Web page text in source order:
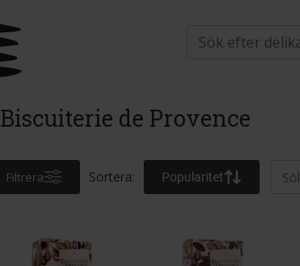
Biscuiterie de Provence
Filtrera Sortera: Popularitet